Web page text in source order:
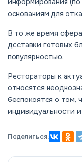
информирования
основаниям для
В то же время
доставки готовых
популярностью.
Рестораторы к
относятся
беспокоятся о том,
индивидуальности
Поделиться: